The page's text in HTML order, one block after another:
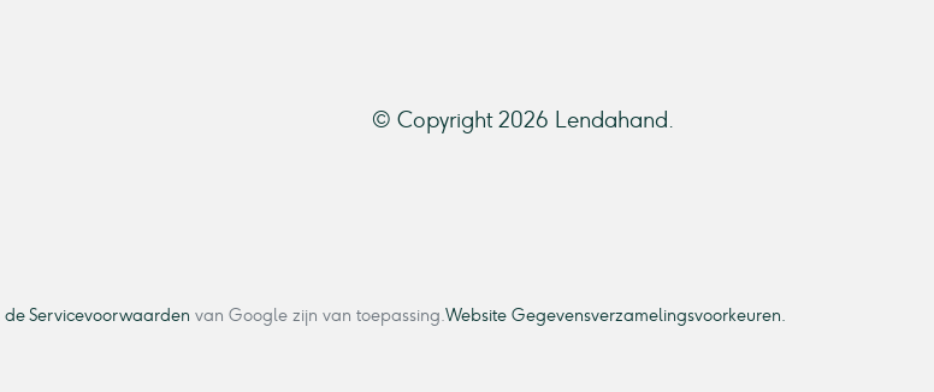
© Copyright 2026 Lendahand.
de Servicevoorwaarden van Google zijn van toepassing. Website Gegevensverzamelingsvoorkeuren.